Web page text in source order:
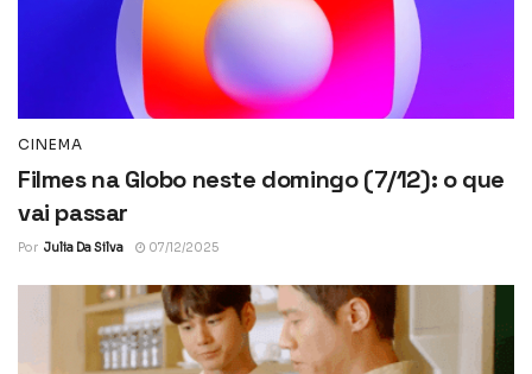
CINEMA
Filmes na Globo neste domingo (7/12): o que
vai passar
Por Julia Da Silva 07/12/2025